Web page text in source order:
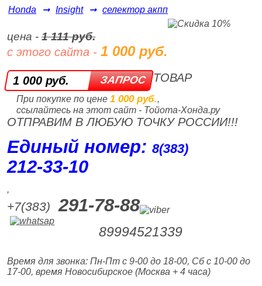
Honda ➞ Insight ➞ селектор акпп
цена -1 111 руб.
с этого сайта -1 000 руб.
1 000 руб.
При покупке по цене 1 000 руб.,
ссылайтесь на этот сайт - Тойота-Хонда.ру
ТОВАР
ОТПРАВИМ В ЛЮБУЮ ТОЧКУ РОССИИ!!!
Единый номер:8(383)
212‑33‑10
,
+7(383) 291-78-88
89994521339
Время для звонка: Пн-Пт с 9-00 до 18-00, Сб с 10-00 до
17-00, время Новосибирское (Москва + 4 часа)